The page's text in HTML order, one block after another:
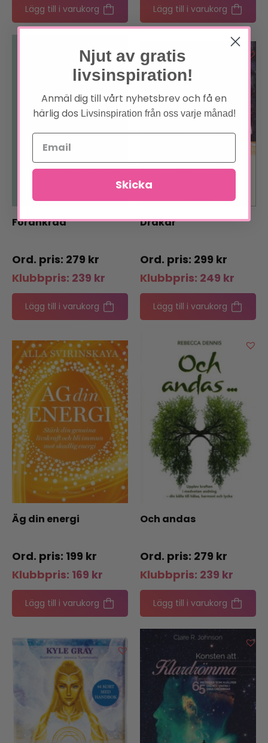
Lägg till i varukorg Lägg till i varukorg
Förankrad
279 kr
Klubbpris: 239 kr
Lägg till i varukorg
Drakar
299 kr
Klubbpris: 249 kr
Lägg till i varukorg
Äg din energi
199 kr
Klubbpris: 169 kr
Lägg till i varukorg
Och andas
279 kr
Klubbpris: 239 kr
Lägg till i varukorg
Njut av gratis
livsinspiration!
Anmäl dig till vårt nyhetsbrev och få en
härlig dos Livsinspiration från oss varje månad!
Skicka